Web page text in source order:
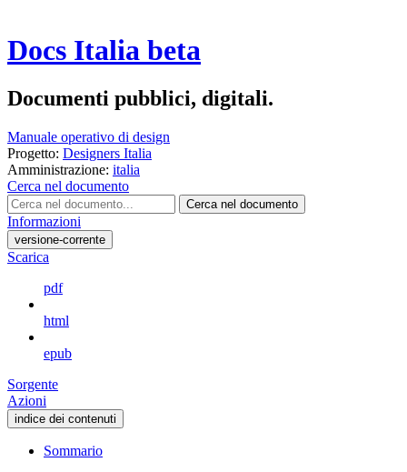
Docs Italia beta
Documenti pubblici, digitali.
Manuale operativo di design
Progetto: Designers Italia
Amministrazione: italia
Cerca nel documento
Cerca nel documento
Informazioni
versione-corrente
Scarica
pdf
html
epub
Sorgente
Azioni
indice dei contenuti
Sommario